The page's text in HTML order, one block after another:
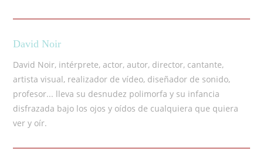
David Noir
David Noir, intérprete, actor, autor, director, cantante,
artista visual, realizador de vídeo, diseñador de sonido,
profesor... lleva su desnudez polimorfa y su infancia
disfrazada bajo los ojos y oídos de cualquiera que quiera
ver y oír.